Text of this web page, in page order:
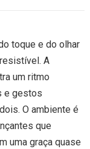
toque e do olhar
A
um ritmo
e gestos
O ambiente é
que
uma graça quase